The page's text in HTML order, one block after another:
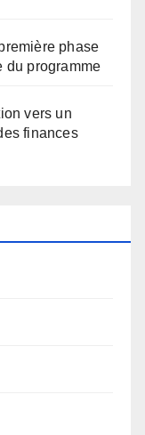
phase
du programme
vers un
finances